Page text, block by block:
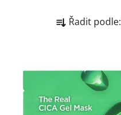
a
n
p
Řadit podle: